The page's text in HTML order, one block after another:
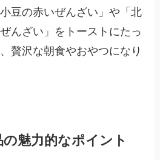
豆の赤いぜんざい」や「北
んざい」をトーストにたっ
贅沢な朝食やおやつになり
魅力的なポイント